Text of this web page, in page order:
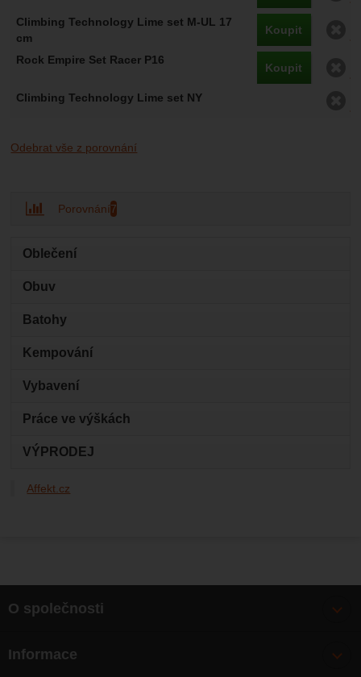
Koupit
Koupit
Odebrat vše z porovnání
Porovnání7
Oblečení
Obuv
Batohy
Kempování
Vybavení
Práce ve výškách
VÝPRODEJ
Affekt.cz
O společnosti
O nás
Informace